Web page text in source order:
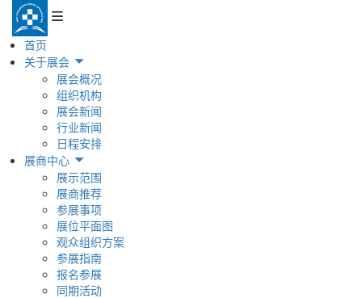
首页
关于展会
展会概况
组织机构
展会新闻
行业新闻
日程安排
展商中心
展示范围
展商推荐
参展事项
展位平面图
观众组织方案
参展指南
报名参展
同期活动